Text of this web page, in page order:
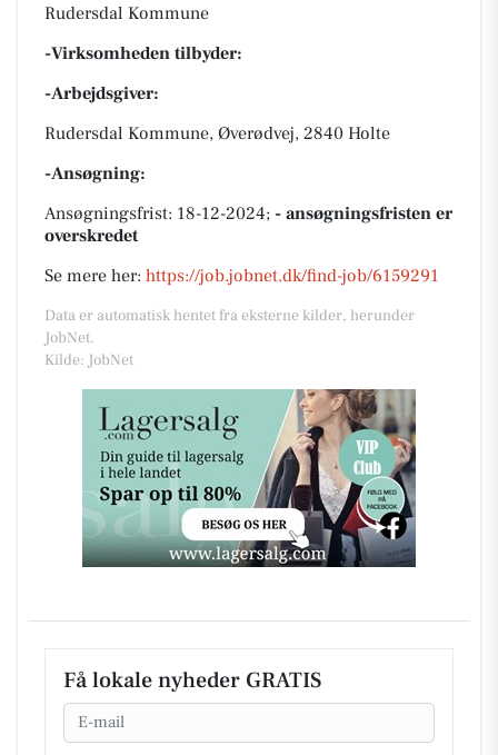
Rudersdal Kommune
-Virksomheden tilbyder:
-Arbejdsgiver:
Rudersdal Kommune, Øverødvej, 2840 Holte
-Ansøgning:
Ansøgningsfrist: 18-12-2024; - ansøgningsfristen er
overskredet
Se mere her: https://job.jobnet.dk/find-job/6159291
Data er automatisk hentet fra eksterne kilder, herunder
JobNet.
Kilde: JobNet
Få lokale nyheder GRATIS
Email